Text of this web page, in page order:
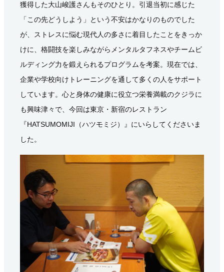
獲得した大山峻護さんもそのひとり。引退当初に感じた
「この先どうしよう」という不安はかなりのものでした
が、ストレスに悩む現代人の多さに着目したことをきっか
けに、格闘技を楽しみながらメンタルタフネスやチームビ
ルディング力を鍛えられるプログラムを考案。現在では、
企業や学校向けトレーニングを通して多くの人をサポート
しています。心と身体の健康に役立つ栄養満載のクジラに
も興味津々で、今回は東京・新宿のレストラン
『HATSUMOMIJI（ハツモミジ）』にいらしてくださいま
した。